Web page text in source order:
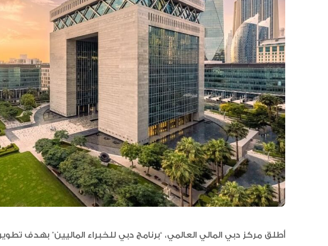
أطلق مركز دبي المالي العالمي، “برنامج دبي للخبراء الماليين” بهدف